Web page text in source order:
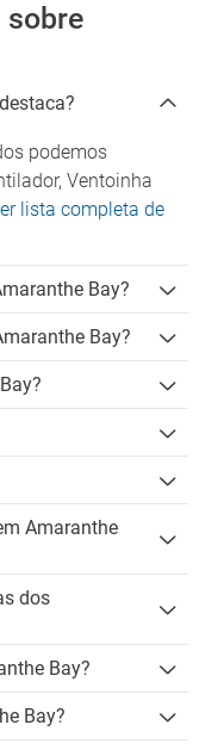
sobre
podemos
Ventoinha
lista completa de
Bay?
Bay?
Amaranthe
dos
Bay?
Bay?